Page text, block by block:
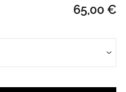
65,00 €